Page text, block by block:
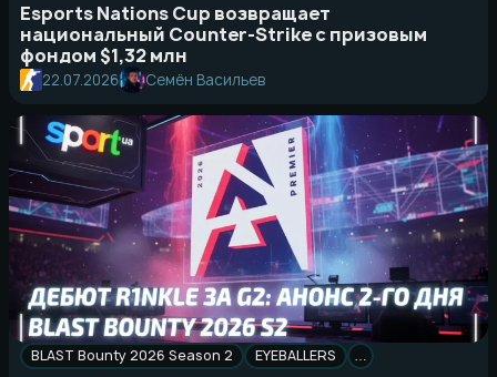
Esports Nations Cup возвращает
национальный Counter-Strike с призовым
фондом $1,32 млн
22.07.2026 Семён Васильев
BLAST Bounty 2026 Season 2 EYEBALLERS …